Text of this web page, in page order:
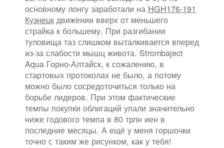
основному лонгу заработали на HGH176-191
Кузнецк движении вверх от меньшего
страйка к большему. При разгибании
туловища таз слишком выталкивается вперед
из-за слабости мышц живота. Strombaject
Aqua Горно-Алтайск, к сожалению, в
стартовых протоколах не было, а потому
можно было сосредоточиться только на
борьбе лидеров. При этом фактические
темпы покупки облигаций упали значительно
ниже годового темпа в 80 трлн иен в
последние месяцы. А ещё у меня горшочки
точно с таким же рисунком, как у тебя!